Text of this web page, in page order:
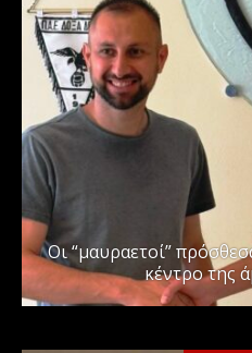
Οι “μαυραετοί”
κέντρο της